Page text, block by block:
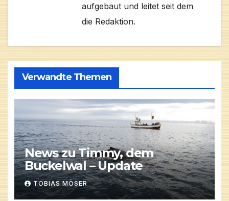
aufgebaut und leitet seit dem
die Redaktion.
Verwandte Themen
News zu Timmy, dem
Buckelwal – Update
TOBIAS MÖSER